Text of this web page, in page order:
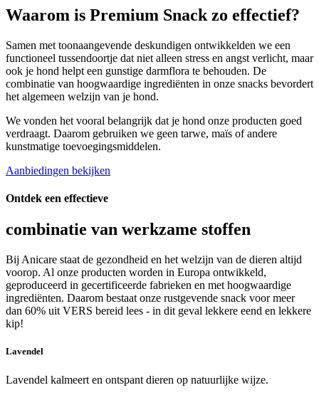
Waarom is Premium Snack zo effectief?
Samen met toonaangevende deskundigen ontwikkelden we een
functioneel tussendoortje dat niet alleen stress en angst verlicht, maar
ook je hond helpt een gunstige darmflora te behouden. De
combinatie van hoogwaardige ingrediënten in onze snacks bevordert
het algemeen welzijn van je hond.
We vonden het vooral belangrijk dat je hond onze producten goed
verdraagt. Daarom gebruiken we geen tarwe, maïs of andere
kunstmatige toevoegingsmiddelen.
Aanbiedingen bekijken
Ontdek een effectieve
combinatie van werkzame stoffen
Bij Anicare staat de gezondheid en het welzijn van de dieren altijd
voorop. Al onze producten worden in Europa ontwikkeld,
geproduceerd in gecertificeerde fabrieken en met hoogwaardige
ingrediënten. Daarom bestaat onze rustgevende snack voor meer
dan 60% uit VERS bereid lees - in dit geval lekkere eend en lekkere
kip!
Lavendel
Lavendel kalmeert en ontspant dieren op natuurlijke wijze.